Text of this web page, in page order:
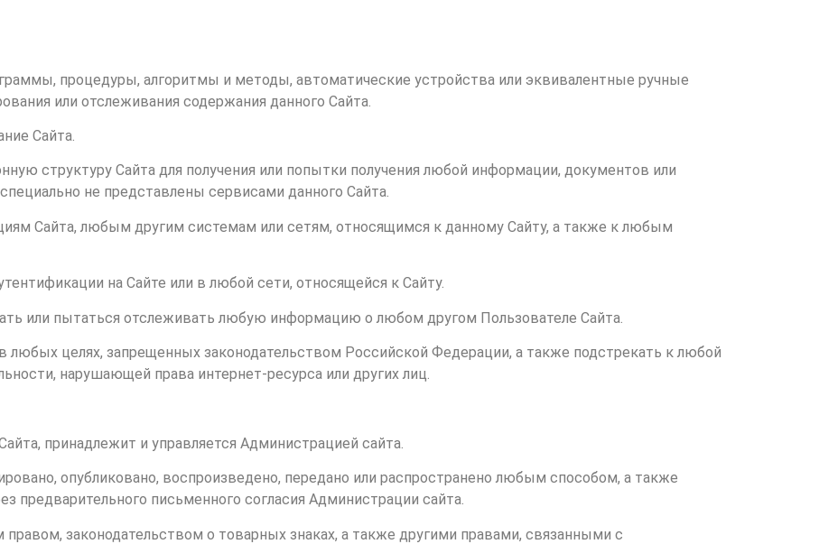
процедуры, алгоритмы и методы, автоматические устройства или эквивалентные ручные
или отслеживания содержания данного Сайта.
Сайта.
структуру Сайта для получения или попытки получения любой информации, документов или
не представлены сервисами данного Сайта.
Сайта, любым другим системам или сетям, относящимся к данному Сайту, а также к любым
на Сайте или в любой сети, относящейся к Сайту.
или пытаться отслеживать любую информацию о любом другом Пользователе Сайта.
любых целях, запрещенных законодательством Российской Федерации, а также подстрекать к любой
нарушающей права интернет-ресурса или других лиц.
принадлежит и управляется Администрацией сайта.
опубликовано, воспроизведено, передано или распространено любым способом, а также
предварительного письменного согласия Администрации сайта.
законодательством о товарных знаках, а также другими правами, связанными с